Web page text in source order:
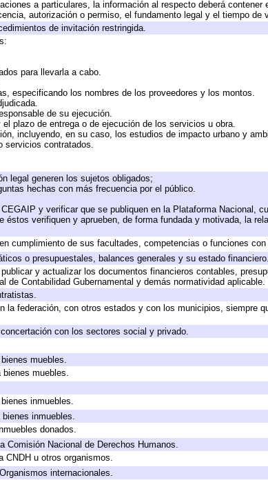
a particulares, la información al respecto deberá contener
autorización o permiso, el fundamento legal y el tiempo de
de invitación restringida.
para llevarla a cabo.
especificando los nombres de los proveedores y los montos.
de su ejecución.
plazo de entrega o de ejecución de los servicios u obra.
incluyendo, en su caso, los estudios de impacto urbano y
servicios contratados.
legal generen los sujetos obligados;
hechas con más frecuencia por el público.
y verificar que se publiquen en la Plataforma Nacional,
éstos verifiquen y aprueben, de forma fundada y motivada, la
cumplimiento de sus facultades, competencias o funciones
o presupuestales, balances generales y su estado financiero.
y actualizar los documentos financieros contables,
de Contabilidad Gubernamental y demás normatividad aplicable.
la federación, con otros estados y con los municipios, siempre
con los sectores social y privado.
muebles.
muebles.
inmuebles.
inmuebles.
donados.
Comisión Nacional de Derechos Humanos.
CNDH u otros organismos.
internacionales.